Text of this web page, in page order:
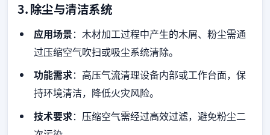
3.除尘与清洁系统
应用场景：木材加工过程中产生的木屑、粉尘需通
过压缩空气吹扫或吸尘系统清除。
功能需求：高压气流清理设备内部或工作台面，保
持环境清洁，降低火灾风险。
技术要求：压缩空气需经过高效过滤，避免粉尘二